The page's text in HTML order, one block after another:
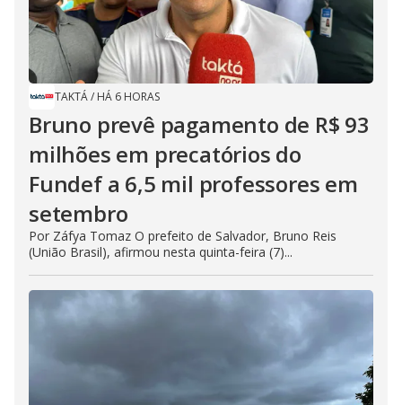
TAKTÁ/ HÁ 6 HORAS
Bruno prevê pagamento de R$ 93
milhões em precatórios do
Fundef a 6,5 mil professores em
setembro
Por Záfya Tomaz O prefeito de Salvador, Bruno Reis
(União Brasil), afirmou nesta quinta-feira (7)...